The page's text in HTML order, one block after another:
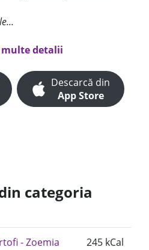
detalii
Descarcă din
App Store
categoria
- Zoemia 245 kCal